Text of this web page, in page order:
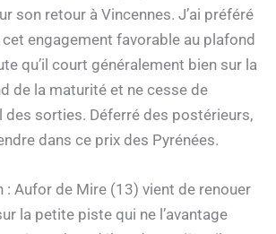
son retour à Vincennes. J’ai préféré
engagement favorable au plafond
qu’il court généralement bien sur la
de la maturité et ne cesse de
des sorties. Déferré des postérieurs,
dans ce prix des Pyrénées.
: Aufor de Mire (13) vient de renouer
la petite piste qui ne l’avantage